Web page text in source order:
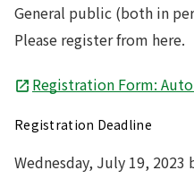
General public (both in
Please register from here.
Registration Form:
Registration Deadline
Wednesday, July 19, 2023